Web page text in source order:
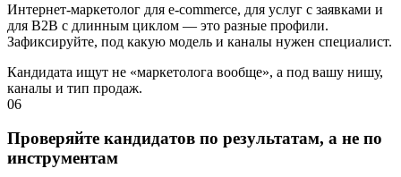
Интернет-маркетолог для e-commerce, для услуг с заявками и
для B2B с длинным циклом — это разные профили.
Зафиксируйте, под какую модель и каналы нужен специалист.
Кандидата ищут не «маркетолога вообще», а под вашу нишу,
каналы и тип продаж.
06
Проверяйте кандидатов по результатам, а не по
инструментам